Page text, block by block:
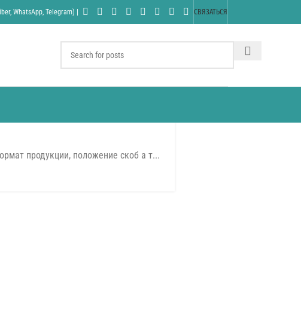
WhatsApp, Telegram) | СВЯЗАТЬСЯ
продукции, положение скоб а т...